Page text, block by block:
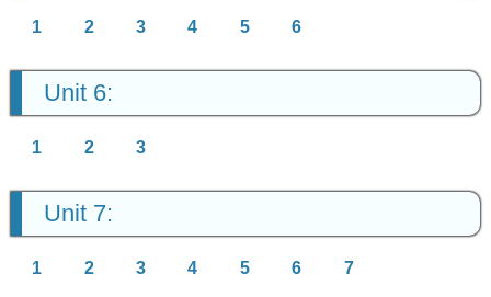
1 2 3 4 5 6
Unit 6:
1 2 3
Unit 7:
1 2 3 4 5 6 7